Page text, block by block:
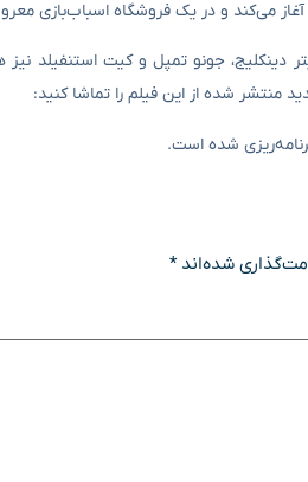
جونو تمپل و کیت استنفیلد نیز
منتشر شده از این فیلم را تماشا کنید:
شده است.
شده‌اند*